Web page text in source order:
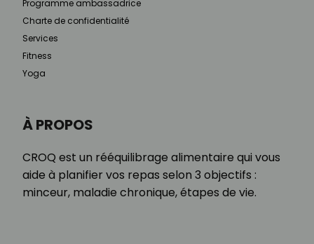
À PROPOS
CROQ est un rééquilibrage alimentaire qui vous
aide à planifier vos repas selon 3 objectifs :
minceur, maladie chronique, étapes de vie.
Programme ambassadrice
Charte de confidentialité
Services
Fitness
Yoga